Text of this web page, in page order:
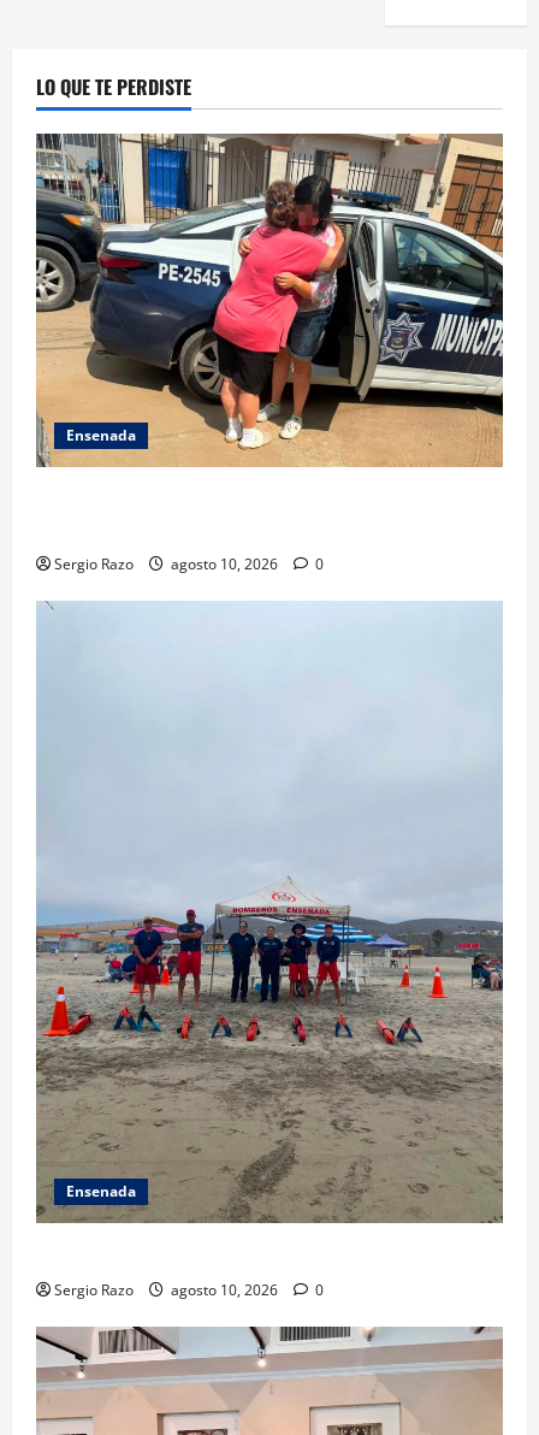
LO QUE TE PERDISTE
Ensenada
Sergio Razo agosto 10, 2026 0
Ensenada
Sergio Razo agosto 10, 2026 0